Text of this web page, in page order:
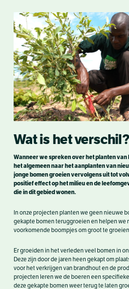
Wat is het verschil?
Wanneer we spreken over het planten
het algemeen naar het aanplanten van
jonge bomen groeien vervolgens uit tot
positief effect op het milieu en de
die in dit gebied wonen.
In onze projecten planten we geen nieuwe
gekapte bomen teruggroeien en helpen we
voorkomende boompjes om groot te
Er groeiden in het verleden veel bomen in
Deze zijn door de jaren heen gekapt om
voor het verkrijgen van brandhout en de
projecten leren we de boeren een
deze gekapte bomen weer terug te laten